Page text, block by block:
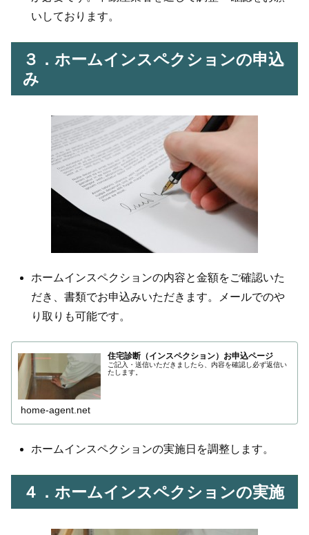
いしております。
３．ホームインスペクションの申込
み
ホームインスペクションの内容と金額をご確認いた
だき、書類でお申込みいただきます。メールでのや
り取りも可能です。
住宅診断（インスペクション）お申込ページ
ご記入・送信いただきましたら、内容を確認し必ず返信い
たします。
home-agent.net
ホームインスペクションの実施日を調整します。
４．ホームインスペクションの実施